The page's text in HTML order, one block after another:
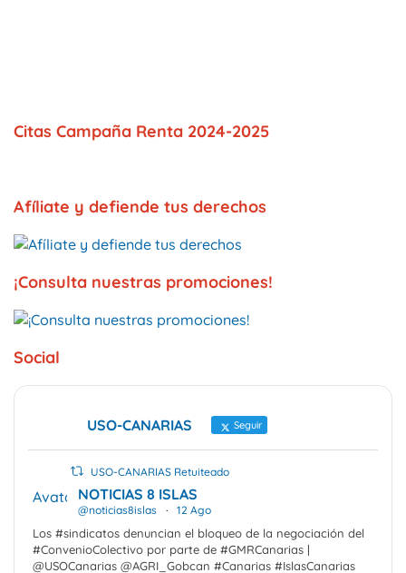
Citas Campaña Renta 2024-2025
Afíliate y defiende tus derechos
¡Consulta nuestras promociones!
Social
USO-CANARIAS Seguir
USO-CANARIAS Retuiteado
Avatar NOTICIAS 8 ISLAS
@noticias8islas · 12 Ago
Los #sindicatos denuncian el bloqueo de la negociación del
#ConvenioColectivo por parte de #GMRCanarias |
@USOCanarias @AGRI_Gobcan #Canarias #IslasCanarias